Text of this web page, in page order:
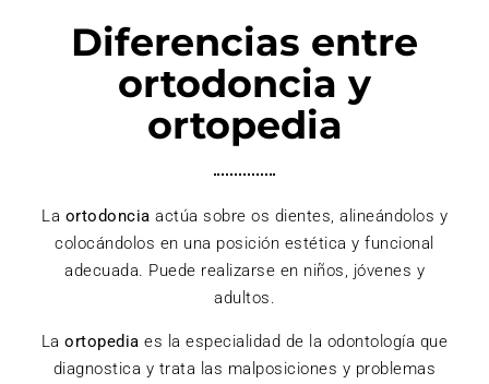
Diferencias entre
ortodoncia y
ortopedia
La ortodoncia actúa sobre os dientes, alineándolos y
colocándolos en una posición estética y funcional
adecuada. Puede realizarse en niños, jóvenes y
adultos.
Laortopedia es la especialidad de la odontología que
diagnostica y trata las malposiciones y problemas